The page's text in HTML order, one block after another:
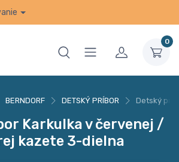
0
BERNDORF DETSKÝ PRÍBOR Detský
Karkulka v červenej /
kazete 3-dielna